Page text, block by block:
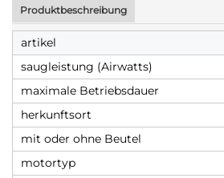
Produktbeschreibung
artikel
saugleistung (Airwatts)
maximale Betriebsdauer
herkunftsort
mit oder ohne Beutel
motortyp